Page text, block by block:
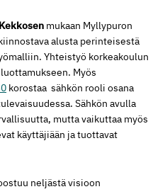
mukaan Myllypuron
alusta perinteisestä
Yhteistyö korkeakoulun
Myös
korostaa sähkön rooli osana
Sähkön avulla
mutta vaikuttaa myös
käyttäjiään ja tuottavat
neljästä visioon